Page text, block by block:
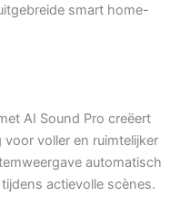
smart home-
AI Sound Pro creëert
voor voller en ruimtelijker
automatisch
actievolle scènes.